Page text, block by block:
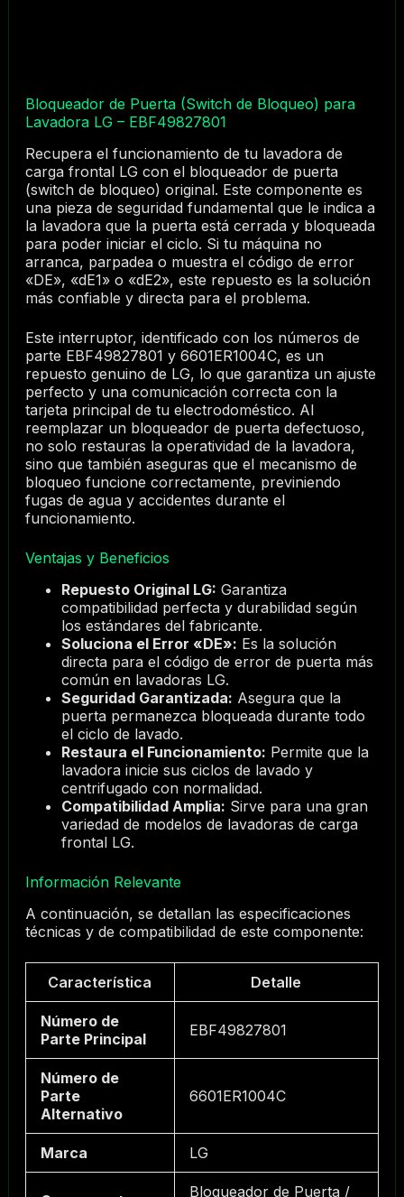
Bloqueador de Puerta (Switch de Bloqueo) para
Lavadora LG – EBF49827801
Recupera el funcionamiento de tu lavadora de
carga frontal LG con el bloqueador de puerta
(switch de bloqueo) original. Este componente es
una pieza de seguridad fundamental que le indica a
la lavadora que la puerta está cerrada y bloqueada
para poder iniciar el ciclo. Si tu máquina no
arranca, parpadea o muestra el código de error
«DE», «dE1» o «dE2», este repuesto es la solución
más confiable y directa para el problema.
Este interruptor, identificado con los números de
parte EBF49827801 y 6601ER1004C, es un
repuesto genuino de LG, lo que garantiza un ajuste
perfecto y una comunicación correcta con la
tarjeta principal de tu electrodoméstico. Al
reemplazar un bloqueador de puerta defectuoso,
no solo restauras la operatividad de la lavadora,
sino que también aseguras que el mecanismo de
bloqueo funcione correctamente, previniendo
fugas de agua y accidentes durante el
funcionamiento.
Ventajas y Beneficios
Repuesto Original LG: Garantiza
compatibilidad perfecta y durabilidad según
los estándares del fabricante.
Soluciona el Error «DE»: Es la solución
directa para el código de error de puerta más
común en lavadoras LG.
Seguridad Garantizada: Asegura que la
puerta permanezca bloqueada durante todo
el ciclo de lavado.
Restaura el Funcionamiento: Permite que la
lavadora inicie sus ciclos de lavado y
centrifugado con normalidad.
Compatibilidad Amplia: Sirve para una gran
variedad de modelos de lavadoras de carga
frontal LG.
Información Relevante
A continuación, se detallan las especificaciones
técnicas y de compatibilidad de este componente:
Característica Detalle
Número de
Parte Principal
EBF49827801
Número de
Parte
Alternativo
6601ER1004C
Marca LG
Bloqueador de Puerta /